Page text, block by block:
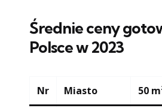
Średnie ceny
Polsce w 2023
Nr Miasto 50